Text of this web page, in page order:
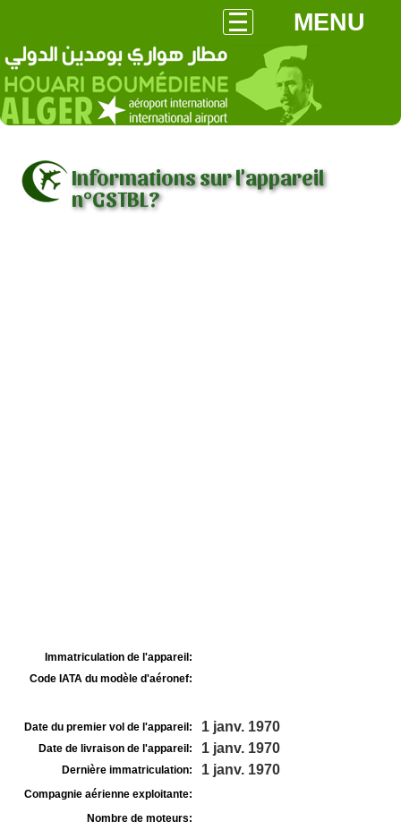
MENU
Informations sur l'appareil
n°GSTBL?
Immatriculation de l'appareil:
Code IATA du modèle d'aéronef:
Date du premier vol de l'appareil: 1 janv. 1970
Date de livraison de l'appareil: 1 janv. 1970
Dernière immatriculation: 1 janv. 1970
Compagnie aérienne exploitante:
Nombre de moteurs: